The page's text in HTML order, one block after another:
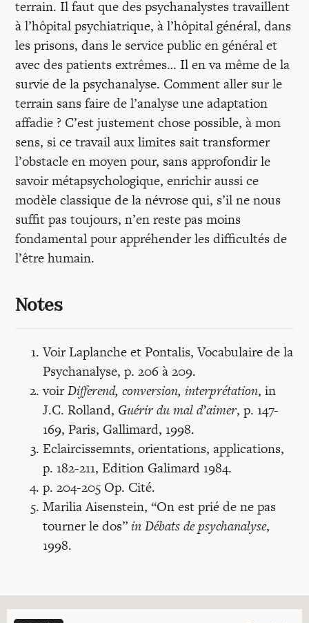
terrain. Il faut que des psychanalystes travaillent
à l’hôpital psychiatrique, à l’hôpital général, dans
les prisons, dans le service public en général et
avec des patients extrêmes… Il en va même de la
survie de la psychanalyse. Comment aller sur le
terrain sans faire de l’analyse une adaptation
affadie ? C’est justement chose possible, à mon
sens, si ce travail aux limites sait transformer
l’obstacle en moyen pour, sans approfondir le
savoir métapsychologique, enrichir aussi ce
modèle classique de la névrose qui, s’il ne nous
suffit pas toujours, n’en reste pas moins
fondamental pour appréhender les difficultés de
l’être humain.
Notes
Voir Laplanche et Pontalis, Vocabulaire de la
Psychanalyse, p. 206 à 209.
voirDifferend, conversion, interprétation, in
J.C. Rolland, Guérir du mal d’aimer, p. 147-
169, Paris, Gallimard, 1998.
Eclaircissemnts, orientations, applications,
p. 182-211, Edition Galimard 1984.
p. 204-205 Op. Cité.
Marilia Aisenstein, “On est prié de ne pas
tourner le dos”in Débats de psychanalyse,
1998.